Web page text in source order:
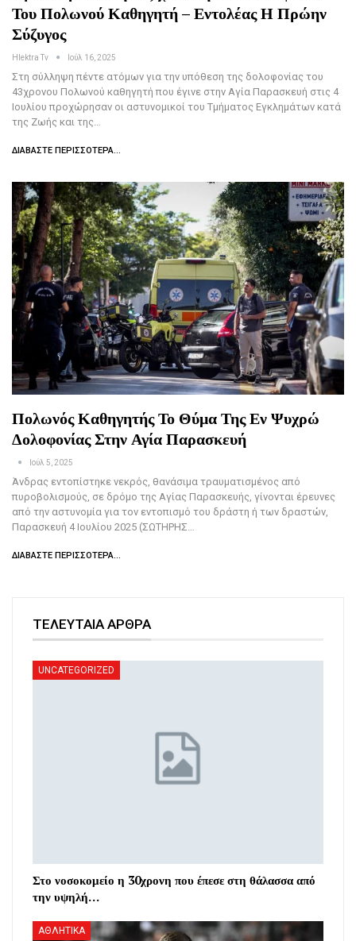
Του Πολωνού Καθηγητή – Εντολέας Η Πρώην
Σύζυγος
Hlektra Tv Ιούλ 16, 2025
Στη σύλληψη πέντε ατόμων για την υπόθεση της δολοφονίας του
43χρονου Πολωνού καθηγητή που έγινε στην Αγία Παρασκευή στις 4
Ιουλίου προχώρησαν οι αστυνομικοί του Τμήματος Εγκλημάτων κατά
της Ζωής και της…
ΔΙΑΒΆΣΤΕ ΠΕΡΙΣΣΌΤΕΡΑ...
Πολωνός Καθηγητής Το Θύμα Της Εν Ψυχρώ
Δολοφονίας Στην Αγία Παρασκευή
Ιούλ 5, 2025
Άνδρας εντοπίστηκε νεκρός, θανάσιμα τραυματισμένος από
πυροβολισμούς, σε δρόμο της Αγίας Παρασκευής, γίνονται έρευνες
από την αστυνομία για τον εντοπισμό του δράστη ή των δραστών,
Παρασκευή 4 Ιουλίου 2025 (ΣΩΤΗΡΗΣ…
ΔΙΑΒΆΣΤΕ ΠΕΡΙΣΣΌΤΕΡΑ...
ΤΕΛΕΥΤΑΙΑ ΑΡΘΡΑ
UNCATEGORIZED
Στο νοσοκομείο η 30χρονη που έπεσε στη θάλασσα από
την υψηλή…
ΑΘΛΗΤΙΚΑ